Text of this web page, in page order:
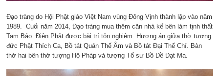
Đạo tràng do Hội Phật giáo Việt Nam vùng Đông Vịnh thành lập vào năm
1989. Cuối năm 2014, Đạo tràng mua thêm căn nhà kế bên làm tịnh thất
Tam Bảo. Điện Phật được bài trí tôn nghiêm. Hương án giữa thờ tượng
đức Phật Thích Ca, Bồ tát Quán Thế Âm và Bồ tát Đại Thế Chí. Bàn
thờ hai bên thờ tượng Hộ Pháp và tượng Tổ sư Bồ Đề Đạt Ma.